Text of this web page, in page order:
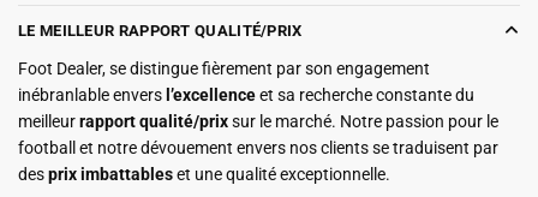
LE MEILLEUR RAPPORT QUALITÉ/PRIX
Foot Dealer, se distingue fièrement par son engagement
inébranlable envers l’excellenceet sa recherche constante du
meilleurrapport qualité/prixsur le marché. Notre passion pour le
football et notre dévouement envers nos clients se traduisent par
desprix imbattableset une qualité exceptionnelle.